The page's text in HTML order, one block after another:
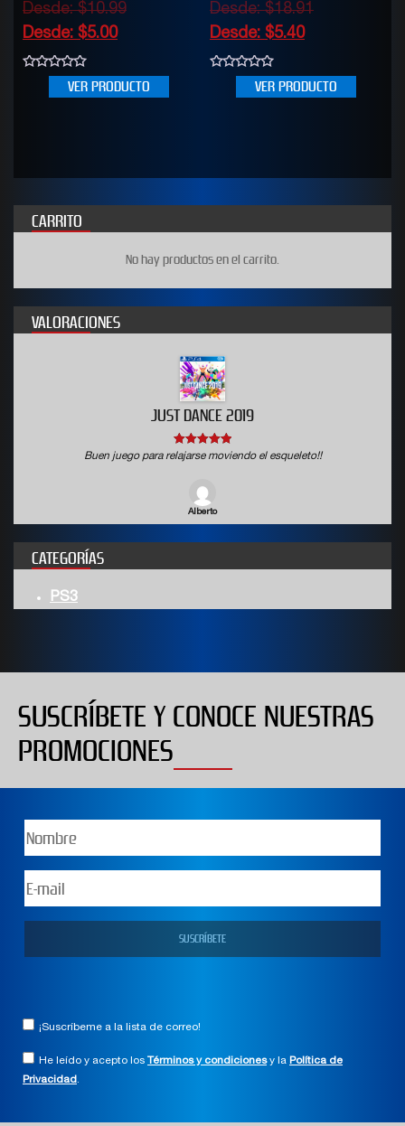
Desde:$10.99
Desde: $5.00
VER PRODUCTO
Desde:$18.91
Desde: $5.40
VER PRODUCTO
CARRITO
No hay productos en el carrito.
VALORACIONES
JUST DANCE 2019
5out of 5
Buen juego para relajarse moviendo el esqueleto!!
Alberto
CATEGORÍAS
PS3
SUSCRÍBETE Y CONOCE NUESTRAS
PROMOCIONES
¡Suscríbeme a la lista de correo!
He leído y acepto los Términos y condicionesy la Política de
Privacidad.